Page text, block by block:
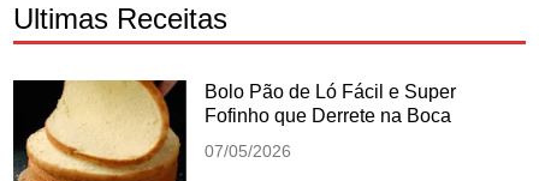
Ultimas Receitas
Bolo Pão de Ló Fácil e Super
Fofinho que Derrete na Boca
07/05/2026